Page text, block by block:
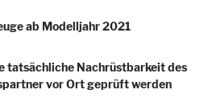
ab Modelljahr 2021
tatsächliche Nachrüstbarkeit des
vor Ort geprüft werden